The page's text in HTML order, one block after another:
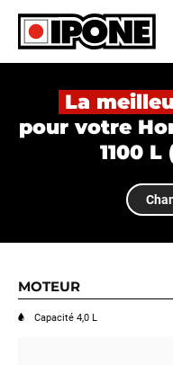
Ipone
HUILES MOTEUR
ENTRETIEN
MAINTENANCE
Revendeurs
La
pour votre
1100 L
MOTEUR
Capacité 4,0 L